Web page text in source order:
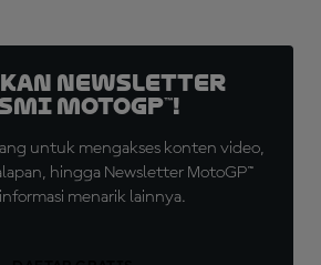
Newsletter
MotoGP™!
untuk mengakses konten video,
hingga Newsletter MotoGP™
menarik lainnya.